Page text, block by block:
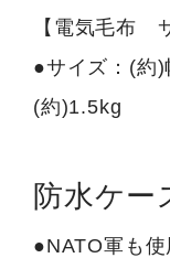
【電気毛布
●サイズ：(約)
(約)1.5kg
防水ケー
●NATO軍も